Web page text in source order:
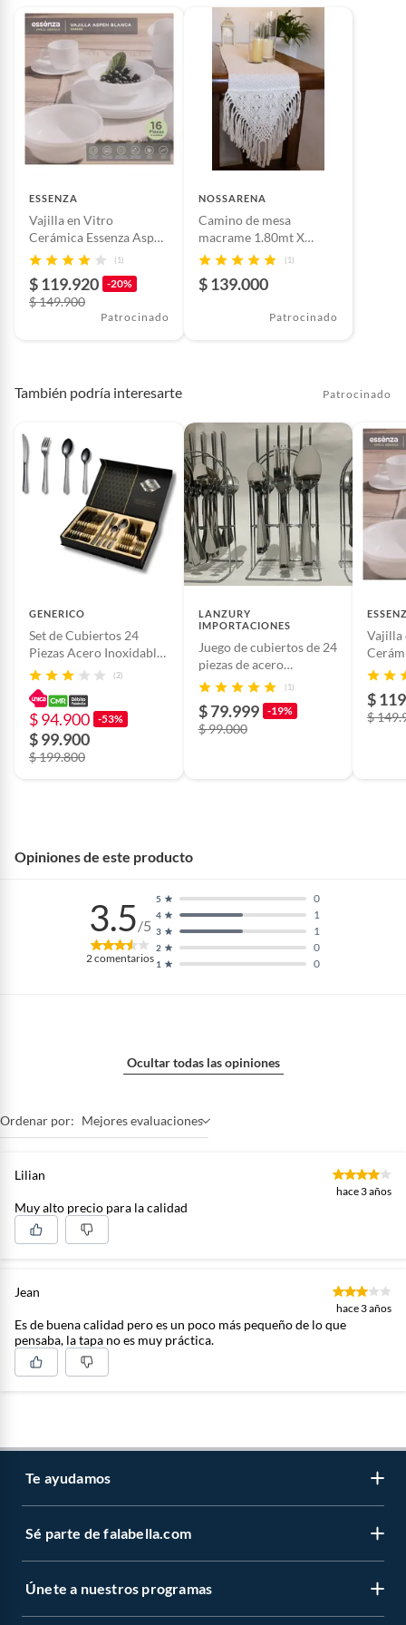
ESSENZA
Vajilla en Vitro
Cerámica Essenza Aspen
Redonda Blanca 16P
(1)
$ 119.920 -20%
$ 149.900
Patrocinado
NOSSARENA
Camino de mesa
macrame 1.80mt X
40cm color beige
(1)
$ 139.000
Patrocinado
También podría interesarte Patrocinado
GENERICO
Set de Cubiertos 24
Piezas Acero Inoxidable
Negro
(2)
$ 94.900 -53%
$ 99.900
$ 199.800
LANZURY
IMPORTACIONES
Juego de cubiertos de 24
piezas de acero
inoxidable
(1)
$ 79.999 -19%
$ 99.000
Vajilla
$
$
Opiniones de este producto
3.5/5
2comentarios 1 0
2 0
3 1
4 1
5 0
Ocultar todas las opiniones
Ordenar por: Mejores evaluaciones
Lilian
hace 3 años
Muy alto precio para la calidad
Jean
hace 3 años
Es de buena calidad pero es un poco más pequeño de lo que
pensaba, la tapa no es muy práctica.
Te ayudamos
Venta telefónica
Sé parte de falabella.com
Vende en falabella.com
Únete a nuestros programas